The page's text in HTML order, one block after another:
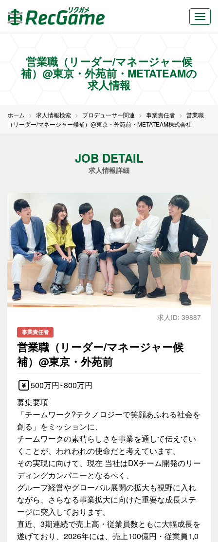
営業職（リーダー/マネージャー候
補）@東京・外苑前・METATEAMの
求人情報
ホーム 求人情報検索 プロデューサー関連 事業責任者
営業職
（リーダー/マネージャー候補）@東京・外苑前・METATEAM株式会社
JOB DETAIL
求人情報詳細
求人ID: 39887
事業責任者
営業職（リーダー/マネージャー候
補）@東京・外苑前
500万円~800万円
募集要項
「チームワーク?テクノロジーで笑顔あふれる社会を
創る」をミッションに、
チームワークの素晴らしさを事業を通して伝えてい
くことが、われわれの使命だと考えています。
その実現に向けて、現在 当社はDXチーム開発のリー
ディングカンパニーとなるべく、
グループ経営やグローバル展開の拡大も視野に入れ
ながら、さらなる事業拡大に向けた重要な成長ステ
ージに突入しております。
直近、3期連続で売上高・従業員数ともに大幅成長を
遂げており、2026年には、売上100億円・従業員1,0